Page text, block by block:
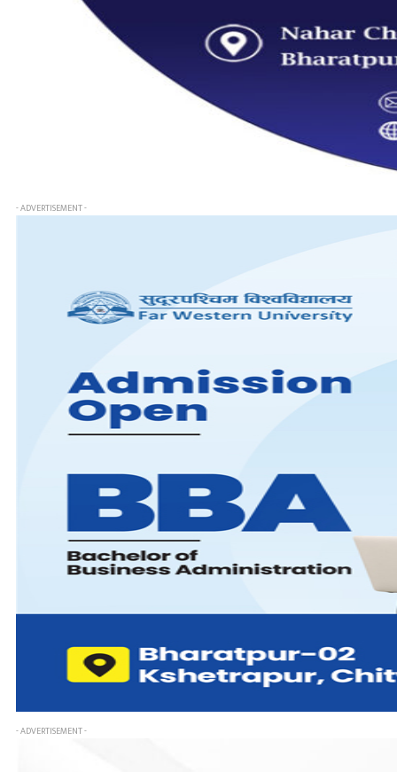
- ADVERTISEMENT -
- ADVERTISEMENT -